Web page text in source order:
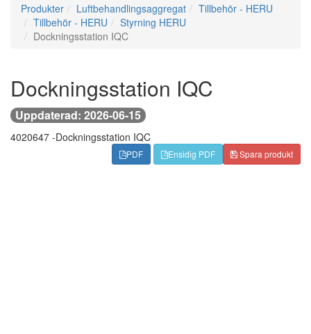
Produkter Luftbehandlingsaggregat
Tillbehör - HERU
Tillbehör - HERU
Styrning HERU
Dockningsstation IQC
Dockningsstation IQC
Uppdaterad: 2026-06-15
4020647 -Dockningsstation IQC
Spara produkt
PDF Ensidig PDF